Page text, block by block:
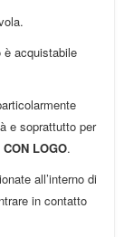
è acquistabile
e soprattutto per
LOGO.
all’interno di
in contatto